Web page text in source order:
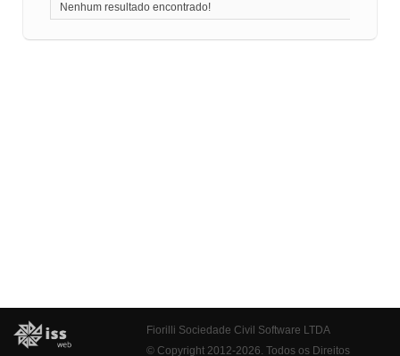
Nenhum resultado encontrado!
Fiorilli Sociedade Civil Software LTDA
© Copyright 2012-2026. Todos os Direitos